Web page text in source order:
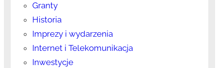
Granty
Historia
Imprezy i wydarzenia
Internet i Telekomunikacja
Inwestycje